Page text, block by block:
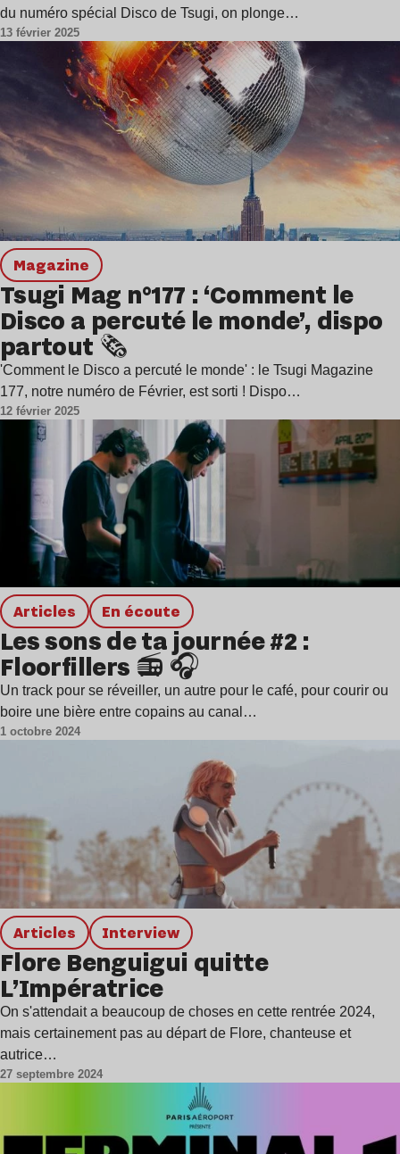
du numéro spécial Disco de Tsugi, on plonge…
13 février 2025
magazine
Tsugi Mag n°177 : ‘Comment le
Disco a percuté le monde’, dispo
partout 🗞️
'Comment le Disco a percuté le monde' : le Tsugi Magazine
177, notre numéro de Février, est sorti ! Dispo…
12 février 2025
Articles en écoute
Les sons de ta journée #2 :
Floorfillers 📻 🎧
Un track pour se réveiller, un autre pour le café, pour courir ou
boire une bière entre copains au canal…
1 octobre 2024
Articles interview
Flore Benguigui quitte
L’Impératrice
On s'attendait a beaucoup de choses en cette rentrée 2024,
mais certainement pas au départ de Flore, chanteuse et
autrice…
27 septembre 2024